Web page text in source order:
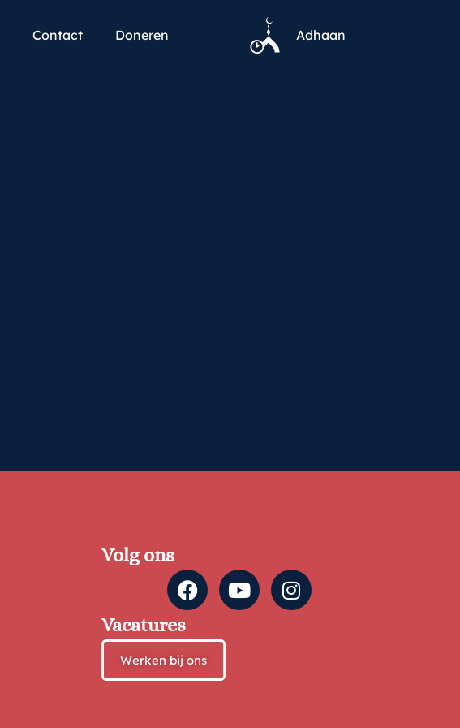
Contact Doneren Adhaan
Volg ons
Vacatures
Werken bij ons